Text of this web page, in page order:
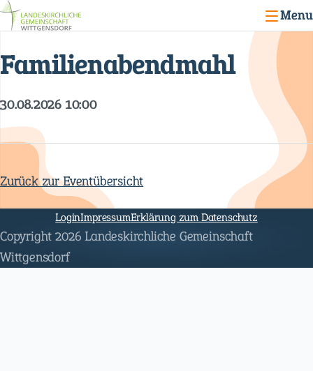
Menu
Familienabendmahl
30.08.2026 10:00
Zurück zur Eventübersicht
überspringen
LoginImpressumErklärung zum Datenschutz
Copyright 2026 Landeskirchliche Gemeinschaft
Wittgensdorf